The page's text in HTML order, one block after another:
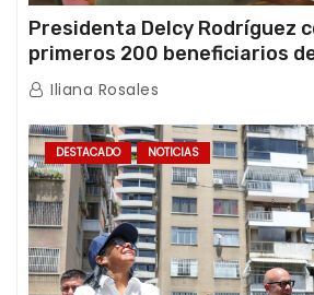
Presidenta Delcy Rodríguez
primeros 200 beneficiarios
de los Abuelos “La
Iliana Rosales
DESTACADO NOTICIAS